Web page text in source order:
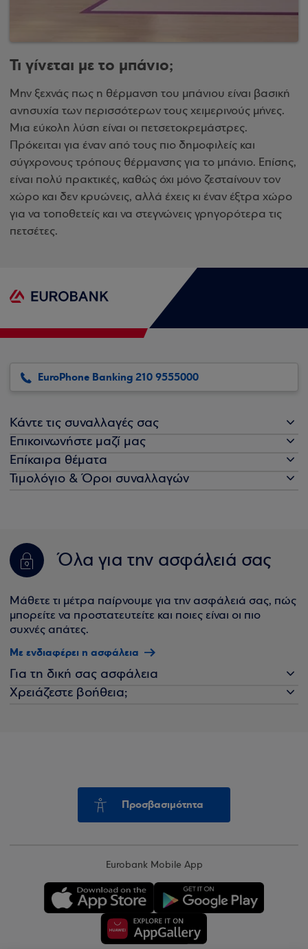
Τι γίνεται με το μπάνιο;
Μην ξεχνάς πως η θέρμανση του μπάνιου είναι βασική
ανησυχία των περισσότερων τους χειμερινούς μήνες.
Μια εύκολη λύση είναι οι πετσετοκρεμάστρες.
Πρόκειται για έναν από τους πιο δημοφιλείς και
σύγχρονους τρόπους θέρμανσης για το μπάνιο. Επίσης,
είναι πολύ πρακτικές, καθώς όχι μόνο ζεσταίνουν τον
χώρο και δεν κρυώνεις, αλλά έχεις κι έναν έξτρα χώρο
για να τοποθετείς και να στεγνώνεις γρηγορότερα τις
πετσέτες.
EuroPhone Banking 210 9555000
Κάντε τις συναλλαγές σας
Επικοινωνήστε μαζί μας
Επίκαιρα θέματα
Τιμολόγιο & Όροι συναλλαγών
Όλα για την ασφάλειά σας
Μάθετε τι μέτρα παίρνουμε για την ασφάλειά σας, πώς
μπορείτε να προστατευτείτε και ποιες είναι οι πιο
συχνές απάτες.
Με ενδιαφέρει η ασφάλεια
Για τη δική σας ασφάλεια
Χρειάζεστε βοήθεια;
Προσβασιμότητα
Eurobank Mobile App